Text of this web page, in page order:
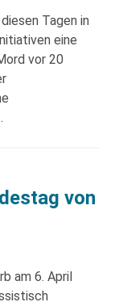
Tagen in
eine
vor 20
von
am 6. April